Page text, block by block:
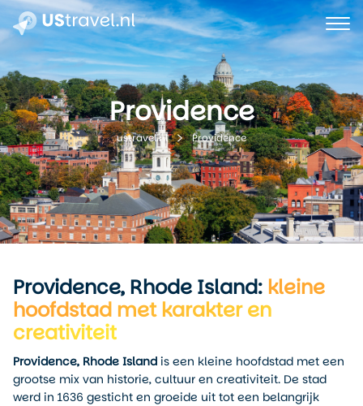
Providence
ustravel.nl Providence
Providence, Rhode Island: kleine
hoofdstad met karakter en
creativiteit
Providence, Rhode Island is een kleine hoofdstad met een
grootse mix van historie, cultuur en creativiteit. De stad
werd in 1636 gesticht en groeide uit tot een belangrijk